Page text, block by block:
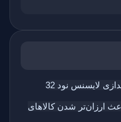
لایسنس نود 32
ارزان‌تر شدن کالاهای